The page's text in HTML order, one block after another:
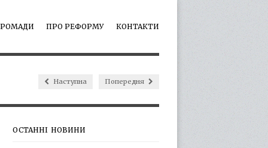
ПРО РЕФОРМУ КОНТАКТИ
Наступна Попередня
ОСТАННІ НОВИНИ